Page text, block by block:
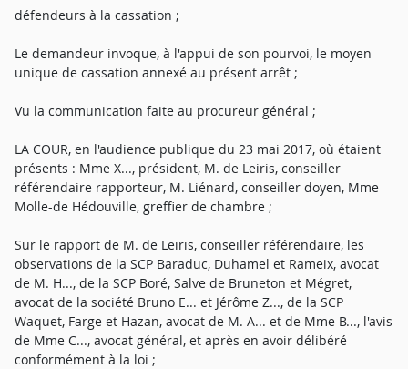
défendeurs à la cassation ;
Le demandeur invoque, à l'appui de son pourvoi, le moyen
unique de cassation annexé au présent arrêt ;
Vu la communication faite au procureur général ;
LA COUR, en l'audience publique du 23 mai 2017, où étaient
présents : Mme X..., président, M. de Leiris, conseiller
référendaire rapporteur, M. Liénard, conseiller doyen, Mme
Molle-de Hédouville, greffier de chambre ;
Sur le rapport de M. de Leiris, conseiller référendaire, les
observations de la SCP Baraduc, Duhamel et Rameix, avocat
de M. H..., de la SCP Boré, Salve de Bruneton et Mégret,
avocat de la société Bruno E... et Jérôme Z..., de la SCP
Waquet, Farge et Hazan, avocat de M. A... et de Mme B..., l'avis
de Mme C..., avocat général, et après en avoir délibéré
conformément à la loi ;